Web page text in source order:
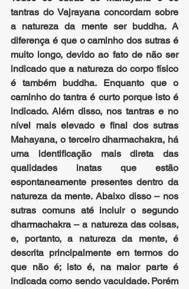
tantras do Vajrayana concordam sobre
a natureza da mente ser buddha. A
diferença é que o caminho dos sutras é
muito longo, devido ao fato de não ser
indicado que a natureza do corpo físico
é também buddha. Enquanto que o
caminho do tantra é curto porque isto é
indicado. Além disso, nos tantras e no
nível mais elevado e final dos sutras
Mahayana, o terceiro dharmachakra, há
uma identificação mais direta das
qualidades inatas que estão
espontaneamente presentes dentro da
natureza da mente. Abaixo disso ­– nos
sutras comuns até incluir o segundo
dharmachakra – a natureza das coisas,
e, portanto, a natureza da mente, é
descrita principalmente em termos do
que não é; isto é, na maior parte é
indicada como sendo vacuidade. Porém